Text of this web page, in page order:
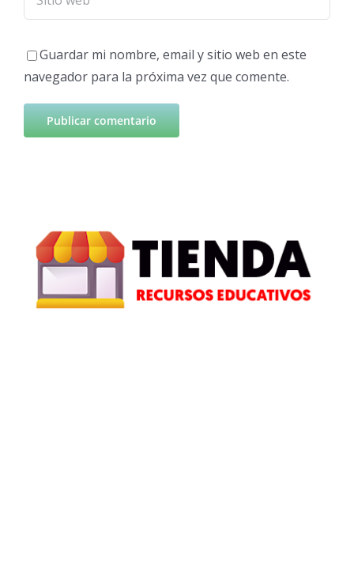
Guardar mi nombre, email y sitio web en este
navegador para la próxima vez que comente.